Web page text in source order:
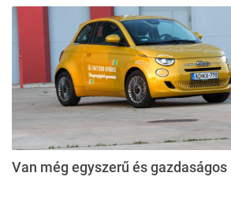
Van még egyszerű és